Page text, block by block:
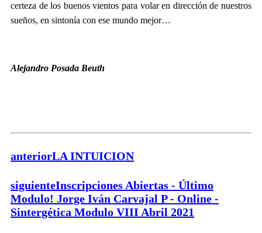
certeza de los buenos vientos para volar en dirección de nuestros
sueños, en sintonía con ese mundo mejor…
Alejandro Posada Beuth
anteriorLA INTUICION
siguienteInscripciones Abiertas - Último
Modulo! Jorge Iván Carvajal P - Online -
Sintergética Modulo VIII Abril 2021